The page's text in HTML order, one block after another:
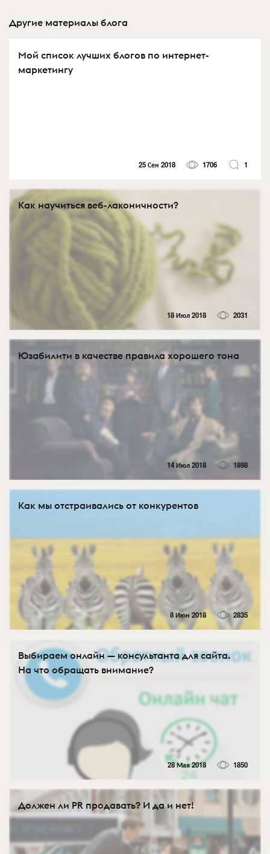
Другие материалы блога
Мой список лучших блогов по интернет-
маркетингу
25 Сен 2018 1706 1
Как научиться веб-лаконичности?
18 Июл 2018 2031
Юзабилити в качестве правила хорошего тона
14 Июл 2018 1898
Как мы отстраивались от конкурентов
8 Июн 2018 2835
Выбираем онлайн — консультанта для сайта.
На что обращать внимание?
28 Мая 2018 1850
Должен ли PR продавать? И да и нет!